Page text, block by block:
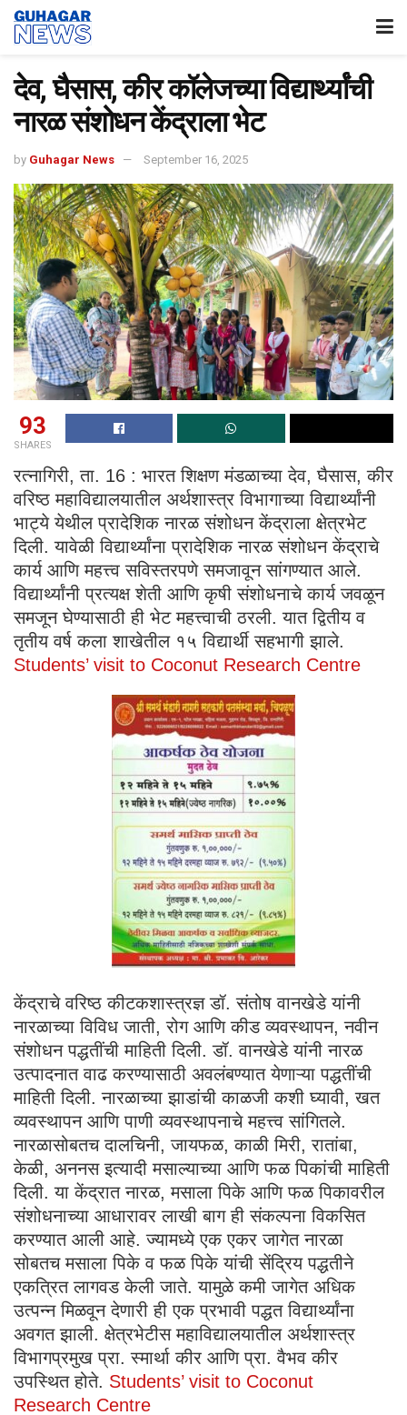
देव, घैसास, कीर कॉलेजच्या विद्यार्थ्यांची
नारळ संशोधन केंद्राला भेट
by Guhagar News September 16, 2025
93
SHARES
रत्नागिरी, ता. 16 : भारत शिक्षण मंडळाच्या देव, घैसास, कीर
वरिष्ठ महाविद्यालयातील अर्थशास्त्र विभागाच्या विद्यार्थ्यांनी
भाट्ये येथील प्रादेशिक नारळ संशोधन केंद्राला क्षेत्रभेट
दिली. यावेळी विद्यार्थ्यांना प्रादेशिक नारळ संशोधन केंद्राचे
कार्य आणि महत्त्व सविस्तरपणे समजावून सांगण्यात आले.
विद्यार्थ्यांनी प्रत्यक्ष शेती आणि कृषी संशोधनाचे कार्य जवळून
समजून घेण्यासाठी ही भेट महत्त्वाची ठरली. यात द्वितीय व
तृतीय वर्ष कला शाखेतील १५ विद्यार्थी सहभागी झाले.
Students’ visit to Coconut Research Centre
केंद्राचे वरिष्ठ कीटकशास्त्रज्ञ डॉ. संतोष वानखेडे यांनी
नारळाच्या विविध जाती, रोग आणि कीड व्यवस्थापन, नवीन
संशोधन पद्धतींची माहिती दिली. डॉ. वानखेडे यांनी नारळ
उत्पादनात वाढ करण्यासाठी अवलंबण्यात येणाऱ्या पद्धतींची
माहिती दिली. नारळाच्या झाडांची काळजी कशी घ्यावी, खत
व्यवस्थापन आणि पाणी व्यवस्थापनाचे महत्त्व सांगितले.
नारळासोबतच दालचिनी, जायफळ, काळी मिरी, रातांबा,
केळी, अननस इत्यादी मसाल्याच्या आणि फळ पिकांची माहिती
दिली. या केंद्रात नारळ, मसाला पिके आणि फळ पिकावरील
संशोधनाच्या आधारावर लाखी बाग ही संकल्पना विकसित
करण्यात आली आहे. ज्यामध्ये एक एकर जागेत नारळा
सोबतच मसाला पिके व फळ पिके यांची सेंद्रिय पद्धतीने
एकत्रित लागवड केली जाते. यामुळे कमी जागेत अधिक
उत्पन्न मिळवून देणारी ही एक प्रभावी पद्धत विद्यार्थ्यांना
अवगत झाली. क्षेत्रभेटीस महाविद्यालयातील अर्थशास्त्र
विभागप्रमुख प्रा. स्मार्था कीर आणि प्रा. वैभव कीर
उपस्थित होते. Students’ visit to Coconut
Research Centre